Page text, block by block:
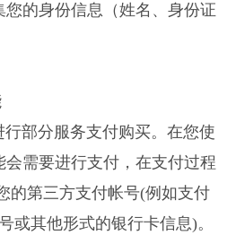
的身份信息（姓名、身份证
部分服务支付购买。在您使
会需要进行支付，在支付过程
的第三方支付帐号(例如支付
或其他形式的银行卡信息)。